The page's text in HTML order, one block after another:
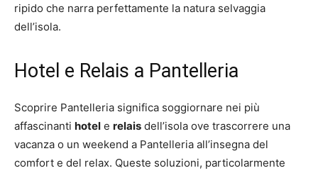
ripido che narra perfettamente la natura selvaggia
dell’isola.
Hotel e Relais a Pantelleria
Scoprire Pantelleria significa soggiornare nei più
affascinanti hotel e relais dell’isola ove trascorrere una
vacanza o un weekend a Pantelleria all’insegna del
comfort e del relax. Queste soluzioni, particolarmente